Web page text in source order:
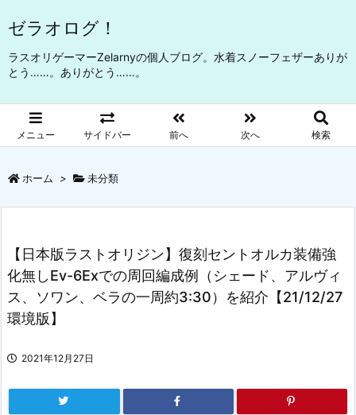
ゼラオログ！
ラスオリゲーマーZelarnyの個人ブログ。水着スノーフェザーありが
とう……。ありがとう……。
メニュー サイドバー 前へ 次へ 検索
ホーム > 未分類
【日本版ラストオリジン】復刻セントオルカ装備強
化無しEv-6Exでの周回編成例（シェード、アルヴィ
ス、ソワン、ベラの一周約3:30）を紹介【21/12/27
環境版】
2021年12月27日